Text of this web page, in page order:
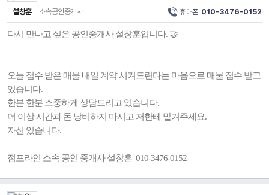
설창훈 소속공인중개사 휴대폰 010-3476-0152
다시 만나고 싶은 공인중개사 설창훈입니다. 🤝
오늘 접수 받은 매물 내일 계약 시켜드린다는 마음으로 매물 접수 받고
있습니다.
한분 한분 소중하게 상담드리고 있습니다.
더 이상 시간과 돈 낭비하지 마시고 저한테 맡겨주세요.
자신 있습니다.
점포라인 소속 공인 중개사 설창훈 010-3476-0152